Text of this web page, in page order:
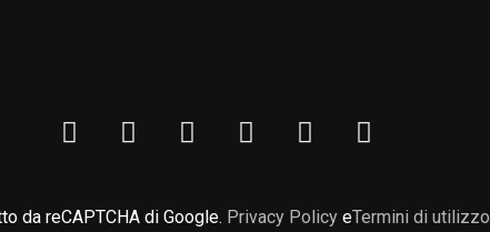
da reCAPTCHA di Google. Privacy Policy eTermini di utilizzo